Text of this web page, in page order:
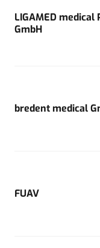
LIGAMED medical
GmbH
bredent medical
FUAV